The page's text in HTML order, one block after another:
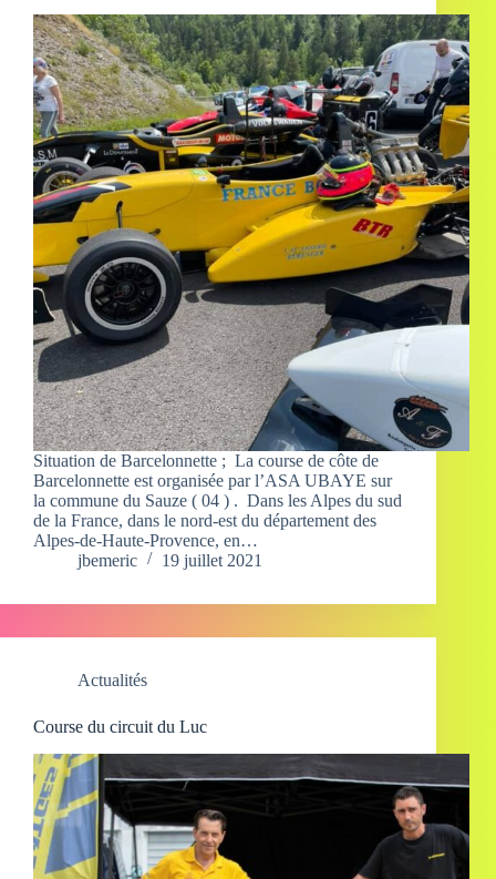
Situation de Barcelonnette ; La course de côte de
Barcelonnette est organisée par l’ASA UBAYE sur
la commune du Sauze ( 04 ) . Dans les Alpes du sud
de la France, dans le nord-est du département des
Alpes-de-Haute-Provence, en…
jbemeric
19 juillet 2021
Actualités
Course du circuit du Luc